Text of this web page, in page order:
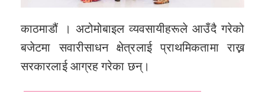
काठमाडौं । अटोमोबाइल व्यवसायीहरूले आउँदै गरेको
बजेटमा सवारीसाधन क्षेत्रलाई प्राथमिकतामा राख्न
सरकारलाई आग्रह गरेका छन्।